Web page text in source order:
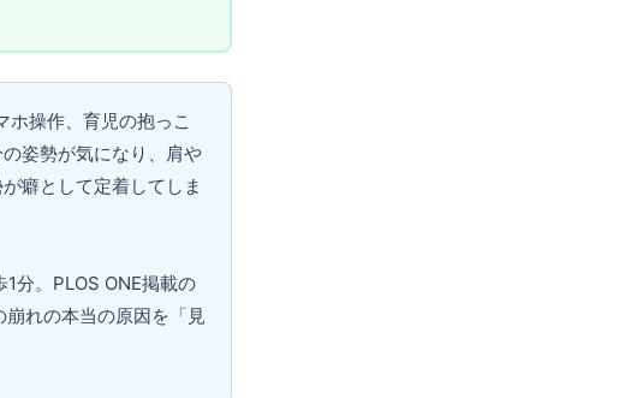
ホ操作、育児の抱っこ
姿勢が気になり、肩や
癖として定着してしま
分。PLOS ONE掲載の
れの本当の原因を「見